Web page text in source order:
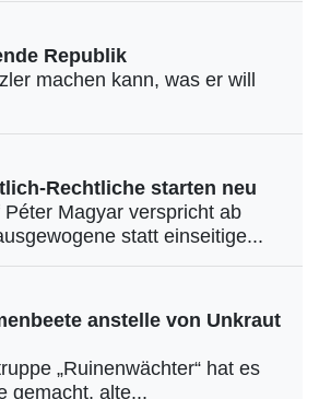
Republik
machen kann, was er will
Rechtliche starten neu
Magyar verspricht ab
statt einseitige...
anstelle von Unkraut
„Ruinenwächter“ hat es
gemacht, alte...